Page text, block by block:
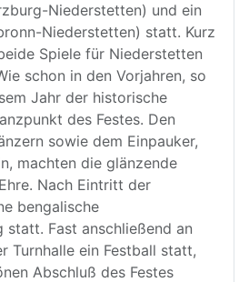
Niederstetten) und ein
Niederstetten) statt. Kurz
Spiele für Niederstetten
schon in den Vorjahren, so
Jahr der historische
des Festes. Den
sowie dem Einpauker,
machten die glänzende
Nach Eintritt der
bengalische
statt. Fast anschließend an
Turnhalle ein Festball statt,
Abschluß des Festes